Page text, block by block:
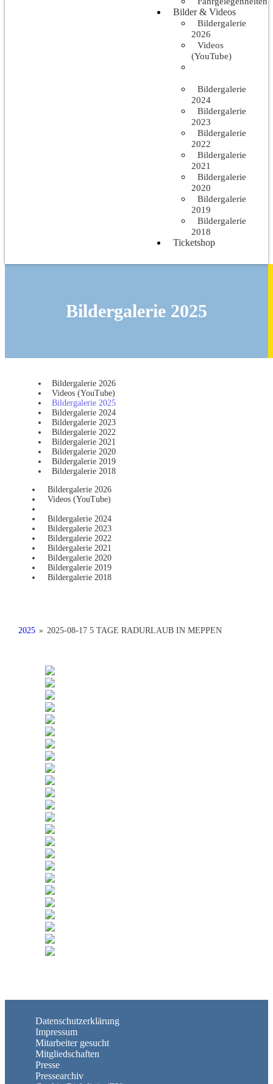
Bilder & Videos
Bildergalerie
2026
Videos
(YouTube)
Bildergalerie
2024
Bildergalerie
2023
Bildergalerie
2022
Bildergalerie
2021
Bildergalerie
2020
Bildergalerie
2019
Bildergalerie
2018
Ticketshop
Bildergalerie 2025
Bildergalerie 2026
Videos (YouTube)
Bildergalerie 2025
Bildergalerie 2024
Bildergalerie 2023
Bildergalerie 2022
Bildergalerie 2021
Bildergalerie 2020
Bildergalerie 2019
Bildergalerie 2018
Bildergalerie 2026
Videos (YouTube)
Bildergalerie 2024
Bildergalerie 2023
Bildergalerie 2022
Bildergalerie 2021
Bildergalerie 2020
Bildergalerie 2019
Bildergalerie 2018
2025 » 2025-08-17 5 TAGE RADURLAUB IN MEPPEN
Datenschutzerklärung
Impressum
Mitarbeiter gesucht
Mitgliedschaften
Presse
Pressearchiv